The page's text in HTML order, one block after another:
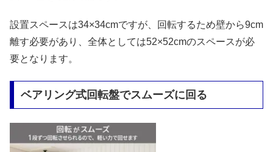
設置スペースは34×34cmですが、回転するため壁から9cm
離す必要があり、全体としては52×52cmのスペースが必
要となります。
ベアリング式回転盤でスムーズに回る